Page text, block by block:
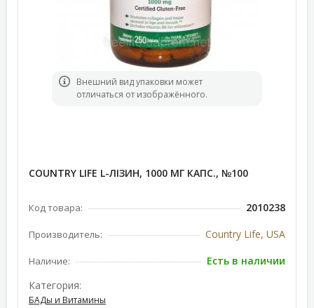
Bнешний вид упаковки может
отличаться от изображённого.
COUNTRY LIFE L-ЛІЗИН, 1000 МГ КАПС., №100
Код товара: 2010238
Производитель: Country Life, USA
Наличие:
Есть в наличии
Категория:
БАДы и Витамины